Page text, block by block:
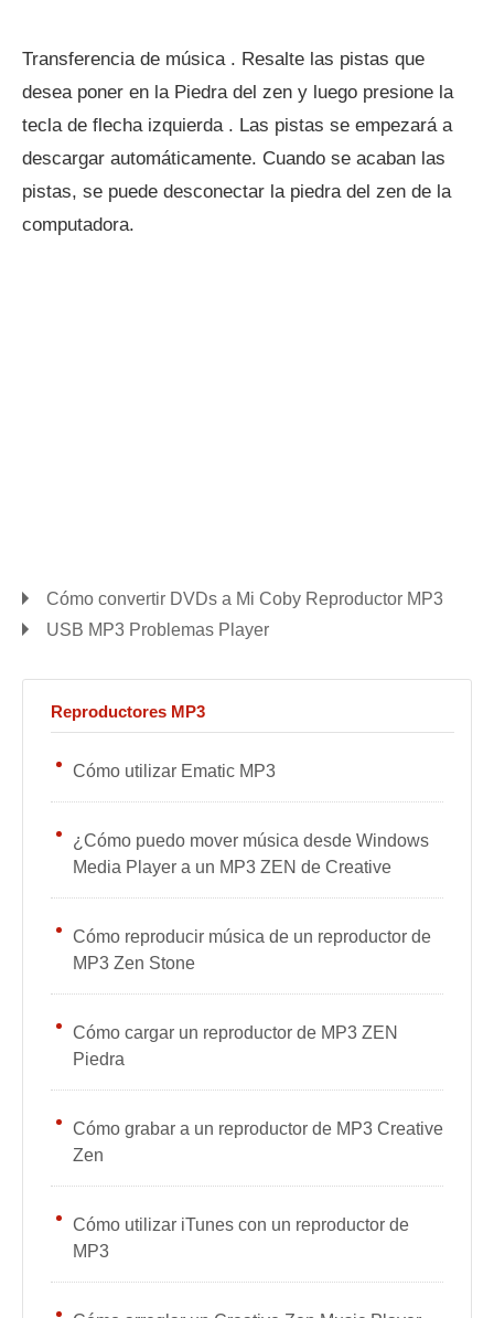
Transferencia de música . Resalte las pistas que
desea poner en la Piedra del zen y luego presione la
tecla de flecha izquierda . Las pistas se empezará a
descargar automáticamente. Cuando se acaban las
pistas, se puede desconectar la piedra del zen de la
computadora.
Cómo convertir DVDs a Mi Coby Reproductor MP3
USB MP3 Problemas Player
Reproductores MP3
Cómo utilizar Ematic MP3
¿Cómo puedo mover música desde Windows
Media Player a un MP3 ZEN de Creative
Cómo reproducir música de un reproductor de
MP3 Zen Stone
Cómo cargar un reproductor de MP3 ZEN
Piedra
Cómo grabar a un reproductor de MP3 Creative
Zen
Cómo utilizar iTunes con un reproductor de
MP3